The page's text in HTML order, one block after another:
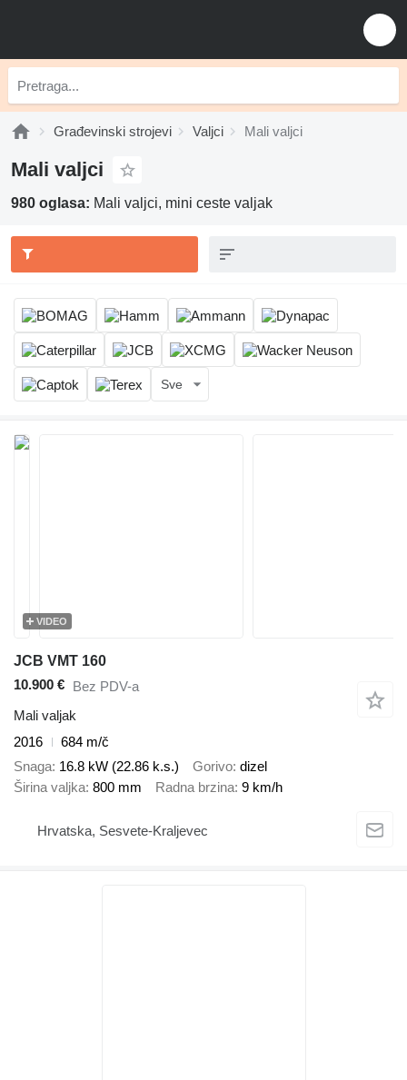
Građevinski strojevi Valjci Mali valjci
Mali valjci
980 oglasa: Mali valjci, mini ceste valjak
Sve
VIDEO
JCB VMT 160
10.900 € Bez PDV-a
Mali valjak
2016
684 m/č
Snaga 16.8 kW (22.86 k.s.) Gorivo dizel
Širina valjka 800 mm Radna brzina 9 km/h
Hrvatska, Sesvete-Kraljevec